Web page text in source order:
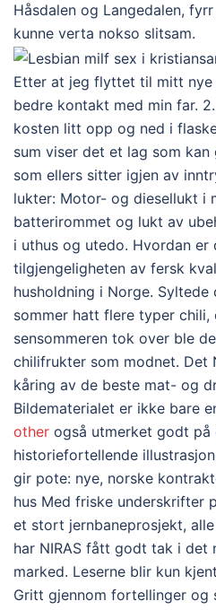
Håsdalen og Langedalen,
kunne verta nokso slitsam.
Etter at jeg flyttet til mitt nye
bedre kontakt med min far.
kosten litt opp og ned i
sum viser det et lag som
som ellers sitter igjen av
lukter: Motor- og diesellukt i
batterirommet og lukt av
i uthus og utedo. Hvordan er
tilgjengeligheten av fersk
husholdning i Norge.
sommer hatt flere typer chili,
sensommeren tok over ble
chilifrukter som modnet. Det
kåring av de beste mat- og
Bildematerialet er ikke bare
other også utmerket godt på
historiefortellende
gir pote: nye, norske
hus Med friske underskrifter
et stort jernbaneprosjekt,
har NIRAS fått godt tak i det
marked. Leserne blir kun
Gritt gjennom fortellinger og